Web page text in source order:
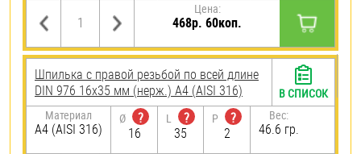
Цена:
468р. 60коп.
Шпилька с правой резьбой по всей длине
DIN 976 16х35 мм (нерж.) A4 (AISI 316)
Материал
A4 (AISI 316)
Ø
?
16
L
?
35
P
?
2
Вес:
46.6 гр.
В СПИСОК